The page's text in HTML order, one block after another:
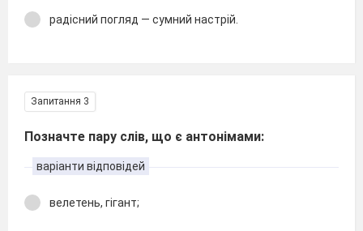
радісний погляд — сумний настрій.
Запитання 3
Позначте пару слів, що є антонімами:
варіанти відповідей
велетень, гігант;